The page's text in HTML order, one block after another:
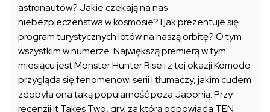
astronautów? Jakie czekają na nas
niebezpieczeństwa w kosmosie? I jak prezentuje się
program turystycznych lotów na naszą orbitę? O tym
wszystkim w numerze. Największą premierą w tym
miesiącu jest Monster Hunter Rise i z tej okazji Komodo
przygląda się fenomenowi serii i tłumaczy, jakim cudem
zdobyła ona taką popularność poza Japonią. Przy
recenzji It Takes Two, gry, za którą odpowiada TEN